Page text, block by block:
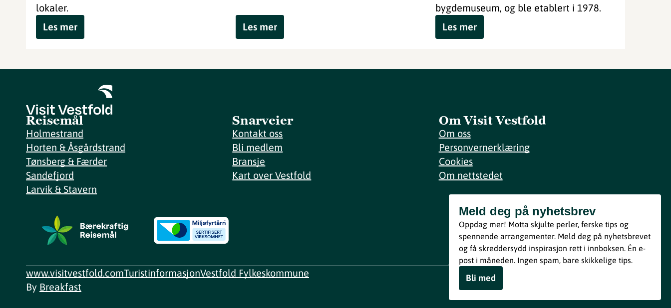
lokaler.
Les mer
Les mer
bygdemuseum, og ble etablert i 1978.
Les mer
Reisemål
Holmestrand
Horten & Åsgårdstrand
Tønsberg & Færder
Sandefjord
Larvik & Stavern
Snarveier
Kontakt oss
Bli medlem
Bransje
Kart over Vestfold
Om Visit Vestfold
Om oss
Personvernerklæring
Cookies
Om nettstedet
Meld deg på nyhetsbrev
Bli med
Ved å melde deg inn godtar du våre vilkår i henhold til vår
personvernerklæring.
Meld deg på nyhetsbrev
Oppdag mer! Motta skjulte perler, ferske tips og
spennende arrangementer. Meld deg på nyhetsbrevet
og få skreddersydd inspirasjon rett i innboksen. Én e-
post i måneden. Ingen spam, bare skikkelige tips.
Bli med
www.visitvestfold.comTuristinformasjonVestfold Fylkeskommune
By Breakfast